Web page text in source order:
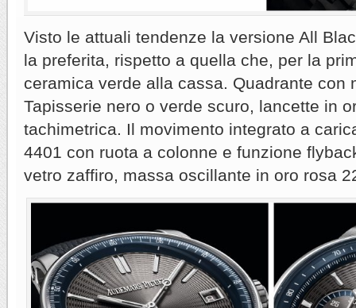
Visto le attuali tendenze la versione All
la preferita, rispetto a quella che, per la
ceramica verde alla cassa. Quadrante con
Tapisserie nero o verde scuro, lancette in
tachimetrica. Il movimento integrato a
4401 con ruota a colonne e funzione
vetro zaffiro, massa oscillante in oro rosa